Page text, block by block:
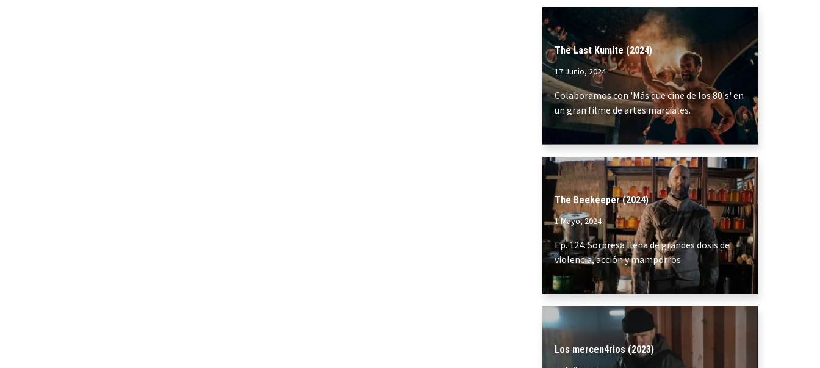
The Last Kumite (2024)
17 Junio, 2024
Colaboramos con 'Más que cine de los 80's' en
un gran filme de artes marciales.
The Beekeeper (2024)
1 Mayo, 2024
Ep. 124. Sorpresa llena de grandes dosis de
violencia, acción y mamporros.
Los mercen4rios (2023)